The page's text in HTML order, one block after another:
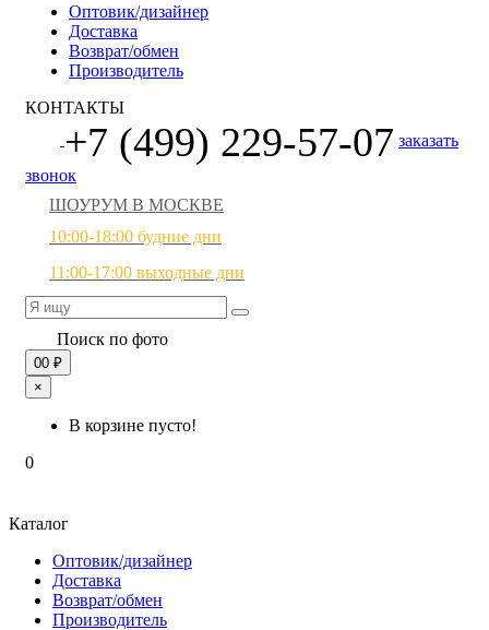
Оптовик/дизайнер
Доставка
Возврат/обмен
Производитель
КОНТАКТЫ
+7 (499) 229-57-07 заказать
звонок
ШОУРУМ В МОСКВЕ
10:00-18:00 будние дни
11:00-17:00 выходные дни
Поиск по фото
00 ₽
×
В корзине пусто!
0
Каталог
Оптовик/дизайнер
Доставка
Возврат/обмен
Производитель